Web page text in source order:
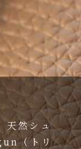
天然シュ
（トリ